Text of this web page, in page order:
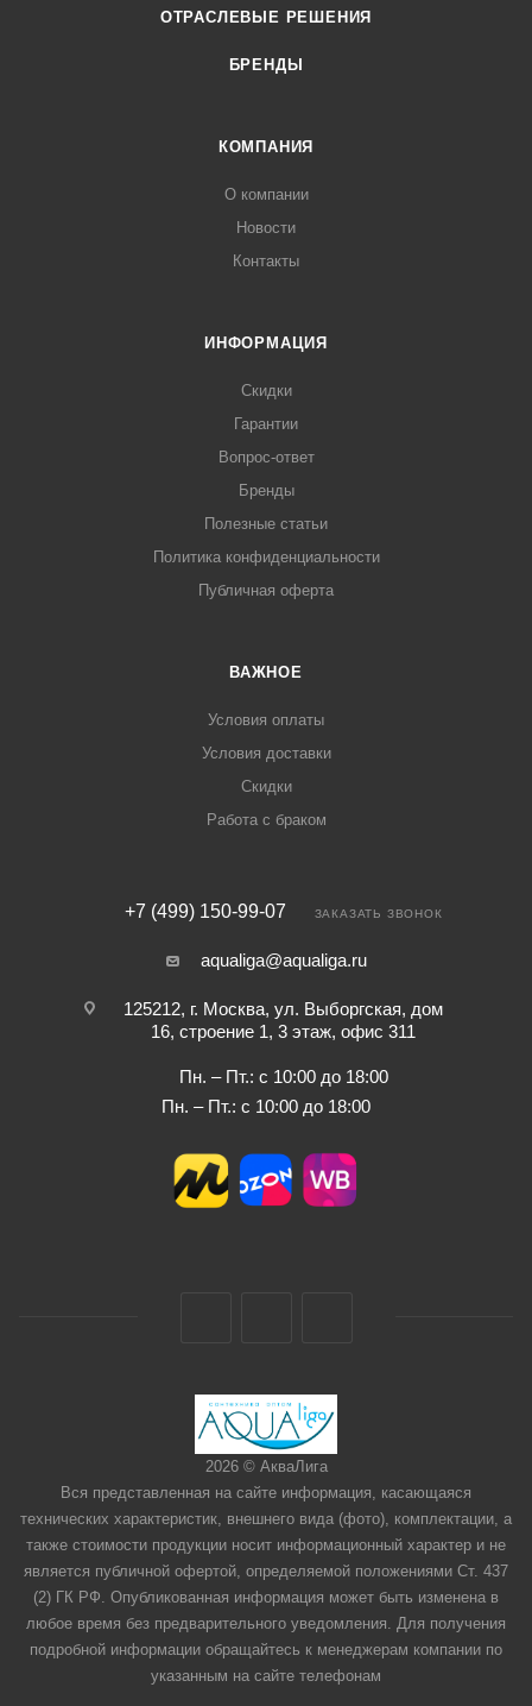
ОТРАСЛЕВЫЕ РЕШЕНИЯ
БРЕНДЫ
КОМПАНИЯ
О компании
Новости
Контакты
ИНФОРМАЦИЯ
Скидки
Гарантии
Вопрос-ответ
Бренды
Полезные статьи
Политика конфиденциальности
Публичная оферта
ВАЖНОЕ
Условия оплаты
Условия доставки
Скидки
Работа с браком
+7 (499) 150-99-07 ЗАКАЗАТЬ ЗВОНОК
aqualiga@aqualiga.ru
125212, г. Москва, ул. Выборгская, дом
16, строение 1, 3 этаж, офис 311
Пн. – Пт.: с 10:00 до 18:00
Пн. – Пт.: с 10:00 до 18:00
2026 © АкваЛига
Вся представленная на сайте информация, касающаяся
технических характеристик, внешнего вида (фото), комплектации, а
также стоимости продукции носит информационный характер и не
является публичной офертой, определяемой положениями Ст. 437
(2) ГК РФ. Опубликованная информация может быть изменена в
любое время без предварительного уведомления. Для получения
подробной информации обращайтесь к менеджерам компании по
указанным на сайте телефонам